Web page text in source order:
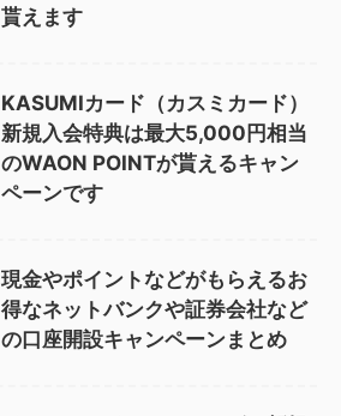
貰えます
KASUMIカード（カスミカード）
新規入会特典は最大5,000円相当
のWAON POINTが貰えるキャン
ペーンです
現金やポイントなどがもらえるお
得なネットバンクや証券会社など
の口座開設キャンペーンまとめ